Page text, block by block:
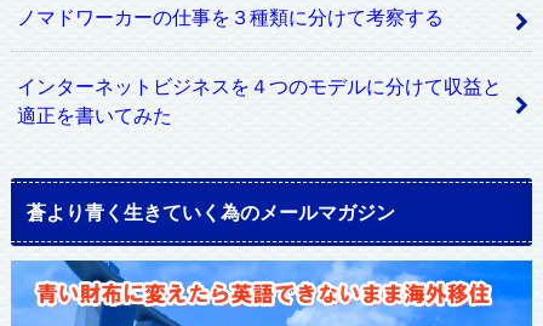
ノマドワーカーの仕事を３種類に分けて考察する
インターネットビジネスを４つのモデルに分けて収益と
適正を書いてみた
蒼より青く生きていく為のメールマガジン